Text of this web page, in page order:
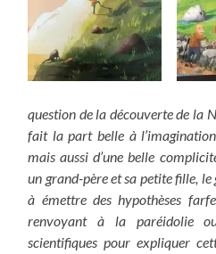
question de la découverte de la
fait la part belle à
mais aussi d’une belle
un grand-père et sa petite fille, le
à émettre des hypothèses
renvoyant à la paréidolie
scientifiques pour expliquer